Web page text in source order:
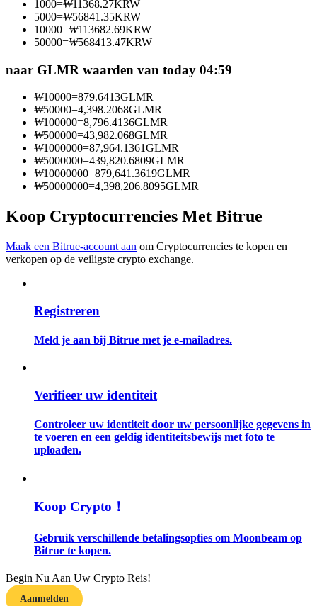
Geniet van winstdeling en copy trading commissies
Informatie
Big data-analyse inclusief handelsinformatie, enz.
Gids
Futures-startgids
Leer hoe u winstgevend kunt blijven
1000=₩11368.27KRW
5000=₩56841.35KRW
10000=₩113682.69KRW
50000=₩568413.47KRW
naar GLMR waarden van today 04:59
₩10000=879.6413GLMR
₩50000=4,398.2068GLMR
₩100000=8,796.4136GLMR
₩500000=43,982.068GLMR
₩1000000=87,964.1361GLMR
₩5000000=439,820.6809GLMR
₩10000000=879,641.3619GLMR
₩50000000=4,398,206.8095GLMR
Koop Cryptocurrencies Met Bitrue
Maak een Bitrue-account aan om Cryptocurrencies te kopen en
verkopen op de veiligste crypto exchange.
Registreren
Meld je aan bij Bitrue met je e-mailadres.
Verifieer uw identiteit
Controleer uw identiteit door uw persoonlijke gegevens in
te voeren en een geldig identiteitsbewijs met foto te
uploaden.
Koop Crypto！
Gebruik verschillende betalingsopties om Moonbeam op
Bitrue te kopen.
Begin Nu Aan Uw Crypto Reis!
Aanmelden